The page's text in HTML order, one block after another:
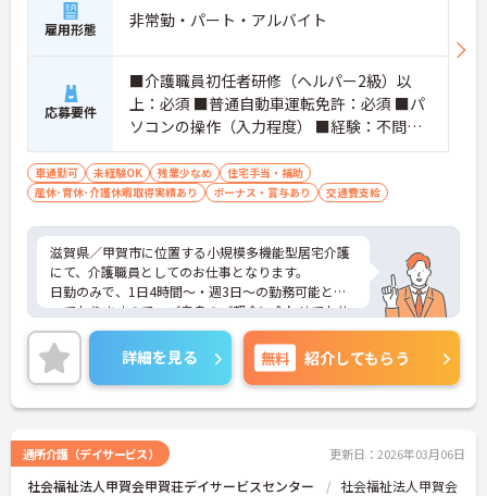
雇用形態 非常勤・パート・アルバイト
応募要件
■介護職員初任者研修（ヘルパー2級）以
上：必須 ■普通自動車運転免許：必須 ■パ
ソコンの操作（入力程度） ■経験：不問、
あれば尚可
車通勤可 未経験OK 残業少なめ
住宅手当・補助
産休･育休･介護休暇取得実績あり
ボーナス・賞与あり 交通費支給
滋賀県／甲賀市に位置する小規模多機能型居宅介護
にて、介護職員としてのお仕事となります。
日勤のみで、1日4時間～・週3日～の勤務可能とな
っておりますので、ご自身のご都合に合わせてお仕
事することができます！経験や学歴は問いませんの
で、是非資格を活かしてお仕事してみませか？
ご興味ある方は面接ポイントをお伝えしますので、
お気軽にお問い合わせください♪
詳細を見る 無料 紹介してもらう
通所介護（デイサービス） 更新日：2026年03月06日
社会福祉法人甲賀会甲賀荘デイサービスセンター 社会福祉法人甲賀会